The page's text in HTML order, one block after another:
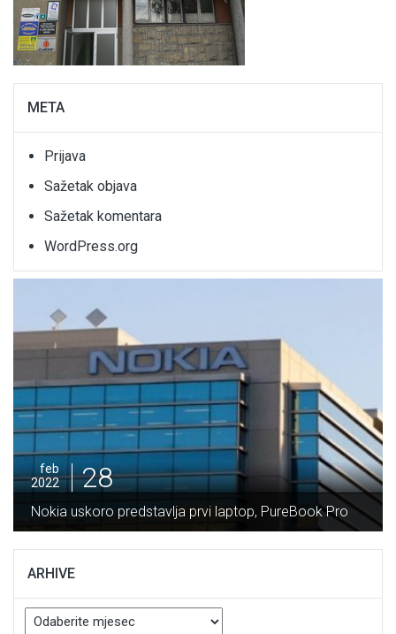
META
Prijava
Sažetak objava
Sažetak komentara
WordPress.org
feb
2022
28
Nokia uskoro predstavlja prvi laptop, PureBook Pro
ARHIVE
Arhive